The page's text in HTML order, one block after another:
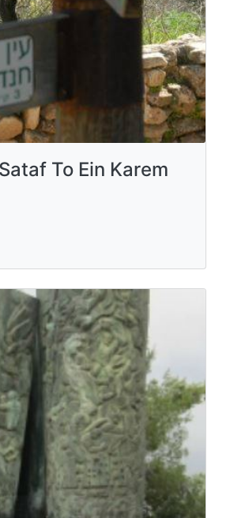
To Ein Karem